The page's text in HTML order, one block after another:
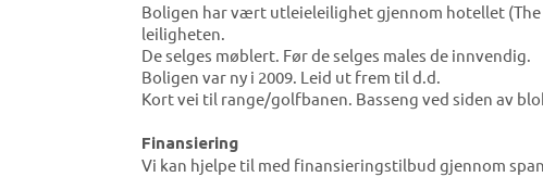
Boligen har vært utleieleilighet gjennom hotellet (The
leiligheten.
De selges møblert. Før de selges males de innvendig.
Boligen var ny i 2009. Leid ut frem til d.d.
Kort vei til range/golfbanen. Basseng ved siden av
Finansiering
Vi kan hjelpe til med finansieringstilbud gjennom